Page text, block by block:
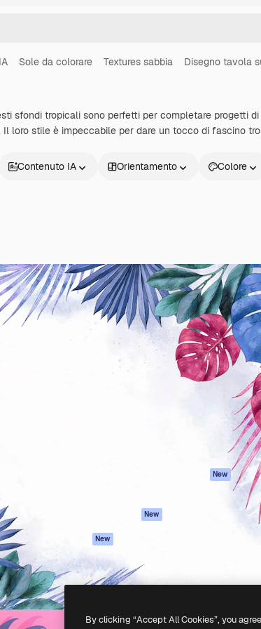
Sole da colorare Textures sabbia Disegno tavola
sfondi tropicali sono perfetti per completare progetti
loro stile è impeccabile per dare un tocco di fascino
Contenuto IA Orientamento Colore
i tuoi
abbonati tra
Assistente IA
New
New
API
App mobile
Tutti gli strumenti
Inizia
Academy
Documentazione
New
Politica dei cookie
Centro di fiducia
By clicking “Accept All Cookies”, you